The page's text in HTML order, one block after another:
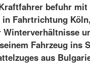
befuhr
Fahrtrichtung
Fahrzeug ins
aus